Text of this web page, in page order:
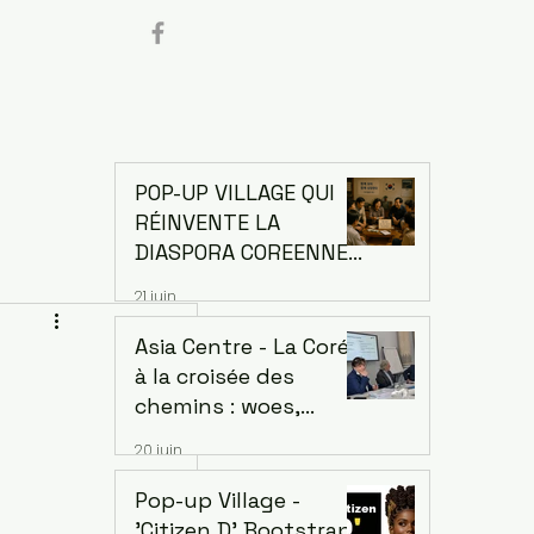
POP-UP VILLAGE QUI
RÉINVENTE LA
DIASPORA COREENNE.
changé le monde
grâce à sa diaspora —
et ce que l'Afrique
peut en apprendre
21 juin
Asia Centre - La Corée
à la croisée des
chemins : woes,
économie singulière.
Dr. Jaehoon Yoo,
économiste et ancien
20 juin
Pop-up Village -